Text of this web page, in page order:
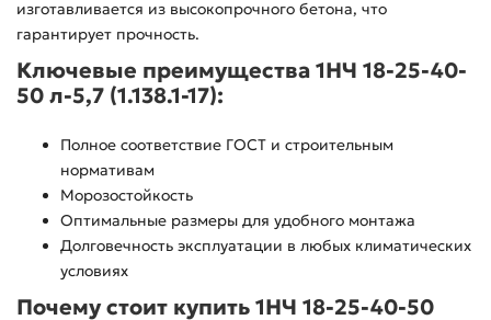
изготавливается из высокопрочного бетона, что
гарантирует прочность.
Ключевые преимущества 1НЧ 18-25-40-
50 л-5,7 (1.138.1-17):
Полное соответствие ГОСТ и строительным
нормативам
Морозостойкость
Оптимальные размеры для удобного монтажа
Долговечность эксплуатации в любых климатических
условиях
Почему стоит купить 1НЧ 18-25-40-50